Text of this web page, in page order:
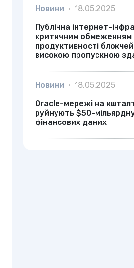
Новини • 18.05.2025
Публічна інтернет-
критичним обмеженням
продуктивності
високою пропускною
Новини • 18.05.2025
Oracle-мережі на
руйнують $50-
фінансових даних